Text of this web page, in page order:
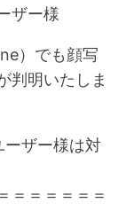
ザー様
）でも顔写
判明いたしま
ーザー様は対
＝＝＝＝＝＝